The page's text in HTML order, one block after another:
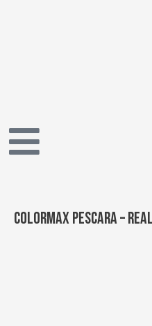
Colormax Pescara –